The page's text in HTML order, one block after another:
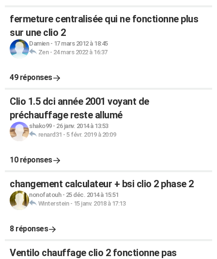
fermeture centralisée qui ne fonctionne plus
sur une clio 2
Damien- 17 mars 2012 à 18:45
Zen- 24 mars 2022 à 16:37
49 réponses
Clio 1.5 dci année 2001 voyant de
préchauffage reste allumé
shako99- 26 janv. 2014 à 13:53
renard31 - 5 févr. 2019 à 20:09
10 réponses
changement calculateur + bsi clio 2 phase 2
nonofatouh- 25 déc. 2014 à 15:51
Winterstein- 15 janv. 2018 à 17:13
8 réponses
Ventilo chauffage clio 2 fonctionne pas